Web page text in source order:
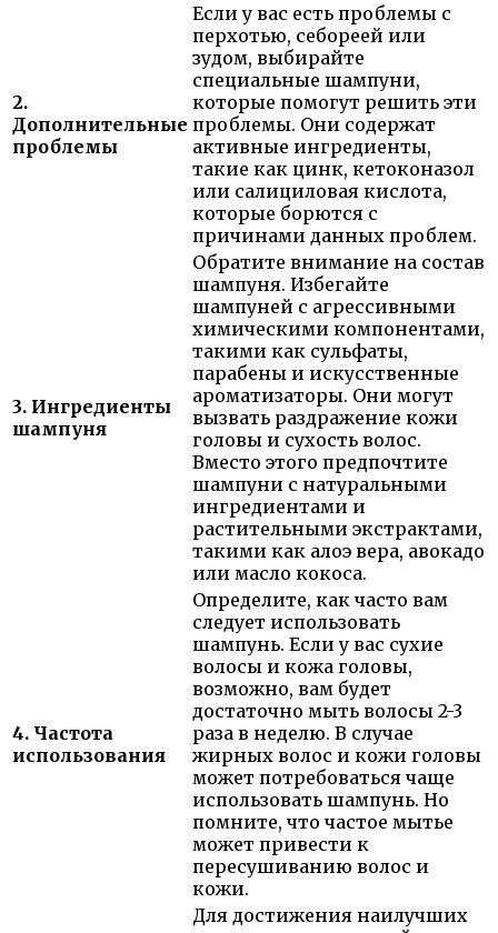
2.
Дополнительные
проблемы
Если у вас есть проблемы с
перхотью, себореей или
зудом, выбирайте
специальные шампуни,
которые помогут решить эти
проблемы. Они содержат
активные ингредиенты,
такие как цинк, кетоконазол
или салициловая кислота,
которые борются с
причинами данных проблем.
3. Ингредиенты
шампуня
Обратите внимание на состав
шампуня. Избегайте
шампуней с агрессивными
химическими компонентами,
такими как сульфаты,
парабены и искусственные
ароматизаторы. Они могут
вызвать раздражение кожи
головы и сухость волос.
Вместо этого предпочтите
шампуни с натуральными
ингредиентами и
растительными экстрактами,
такими как алоэ вера, авокадо
или масло кокоса.
4. Частота
использования
Определите, как часто вам
следует использовать
шампунь. Если у вас сухие
волосы и кожа головы,
возможно, вам будет
достаточно мыть волосы 2-3
раза в неделю. В случае
жирных волос и кожи головы
может потребоваться чаще
использовать шампунь. Но
помните, что частое мытье
может привести к
пересушиванию волос и
кожи.
Для достижения наилучших